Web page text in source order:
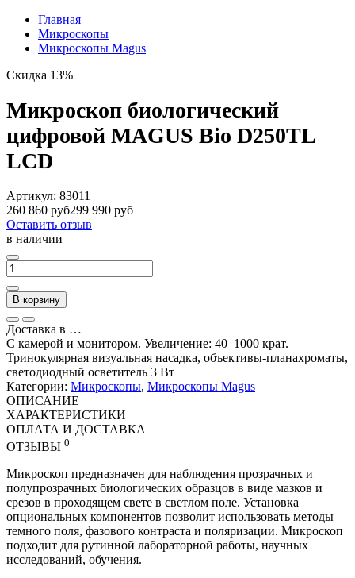
Главная
Микроскопы
Микроскопы Magus
Скидка 13%
Микроскоп биологический
цифровой MAGUS Bio D250TL
LCD
Артикул: 83011
260 860 руб299 990 руб
Оставить отзыв
в наличии
В корзину
Доставка в …
С камерой и монитором. Увеличение: 40–1000 крат.
Тринокулярная визуальная насадка, объективы-планахроматы,
светодиодный осветитель 3 Вт
Категории: Микроскопы, Микроскопы Magus
ОПИСАНИЕ
ХАРАКТЕРИСТИКИ
ОПЛАТА И ДОСТАВКА
ОТЗЫВЫ 0
Микроскоп предназначен для наблюдения прозрачных и
полупрозрачных биологических образцов в виде мазков и
срезов в проходящем свете в светлом поле. Установка
опциональных компонентов позволит использовать методы
темного поля, фазового контраста и поляризации. Микроскоп
подходит для рутинной лабораторной работы, научных
исследований, обучения.